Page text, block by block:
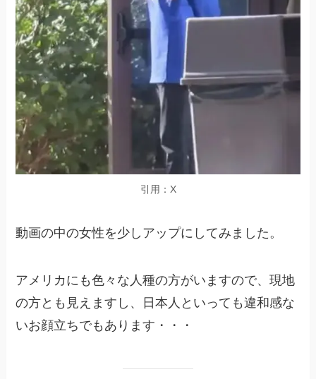
引用：X
動画の中の女性を少しアップにしてみました。
アメリカにも色々な人種の方がいますので、現地
の方とも見えますし、日本人といっても違和感な
いお顔立ちでもあります・・・